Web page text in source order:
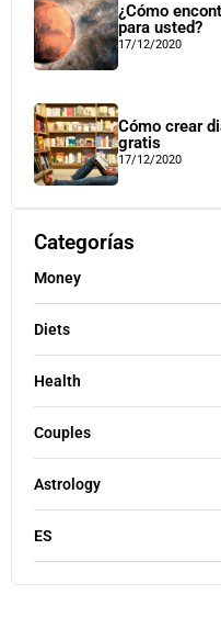
¿Cómo
para usted?
17/12/2020
Cómo crear
gratis
17/12/2020
Categorías
Money
Diets
Health
Couples
Astrology
ES